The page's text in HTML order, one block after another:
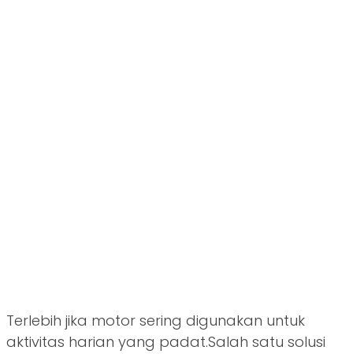
Terlebih jika motor sering digunakan untuk
aktivitas harian yang padat.Salah satu solusi